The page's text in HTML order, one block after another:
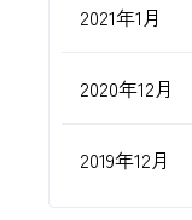
2021年1月
2020年12月
2019年12月